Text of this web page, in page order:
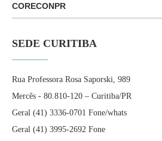
CORECONPR
SEDE CURITIBA
Rua Professora Rosa Saporski, 989
Mercês - 80.810-120 – Curitiba/PR
Geral (41) 3336-0701 Fone/whats
Geral (41) 3995-2692 Fone